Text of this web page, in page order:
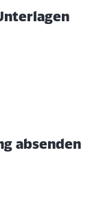
absenden